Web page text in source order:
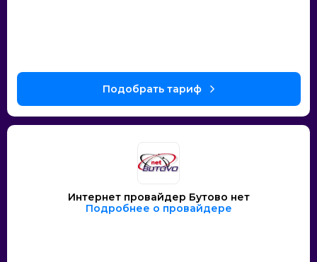
Интернет провайдер Бутово нет
Подробнее о провайдере